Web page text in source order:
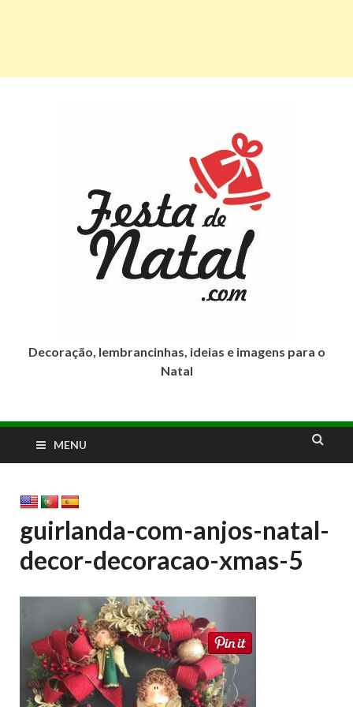
Decoração, lembrancinhas, ideias e imagens para o
Natal
MENU
guirlanda-com-anjos-natal-
decor-decoracao-xmas-5